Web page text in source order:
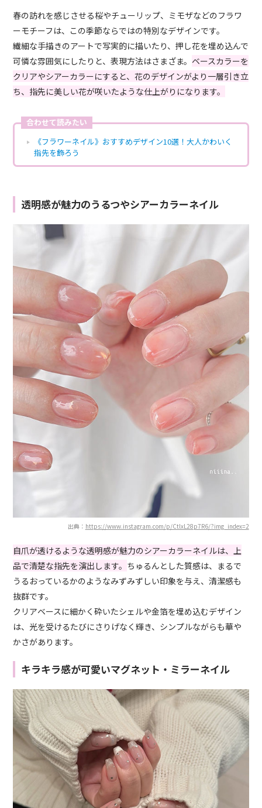
春の訪れを感じさせる桜やチューリップ、ミモザなどのフラワ
ーモチーフは、この季節ならではの特別なデザインです。
繊細な手描きのアートで写実的に描いたり、押し花を埋め込んで
可憐な雰囲気にしたりと、表現方法はさまざま。 ベースカラーを
クリアやシアーカラーにすると、花のデザインがより一層引き立
ち、指先に美しい花が咲いたような仕上がりになります。
合わせて読みたい
《フラワーネイル》おすすめデザイン10選！大人かわいく
指先を飾ろう
透明感が魅力のうるつやシアーカラーネイル
出典： https://www.instagram.com/p/CtlxL28p7R6/?img_index=2
自爪が透けるような透明感が魅力のシアーカラーネイルは、上
品で清楚な指先を演出します。 ちゅるんとした質感は、まるで
うるおっているかのようなみずみずしい印象を与え、清潔感も
抜群です。
クリアベースに細かく砕いたシェルや金箔を埋め込むデザイン
は、光を受けるたびにさりげなく輝き、シンプルながらも華や
かさがあります。
キラキラ感が可愛いマグネット・ミラーネイル